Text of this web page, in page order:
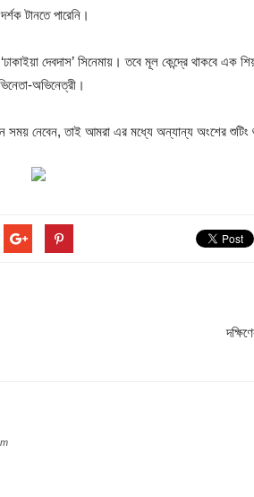
টানতে পারেনি।
দেবদাস’ সিনেমায়। তবে মূল কেন্দ্রে থাকবে এক
অভিনেত্রী।
সময় নেবেন, তাই আমরা এর মধ্যে অন্যান্য অংশের শুটিং